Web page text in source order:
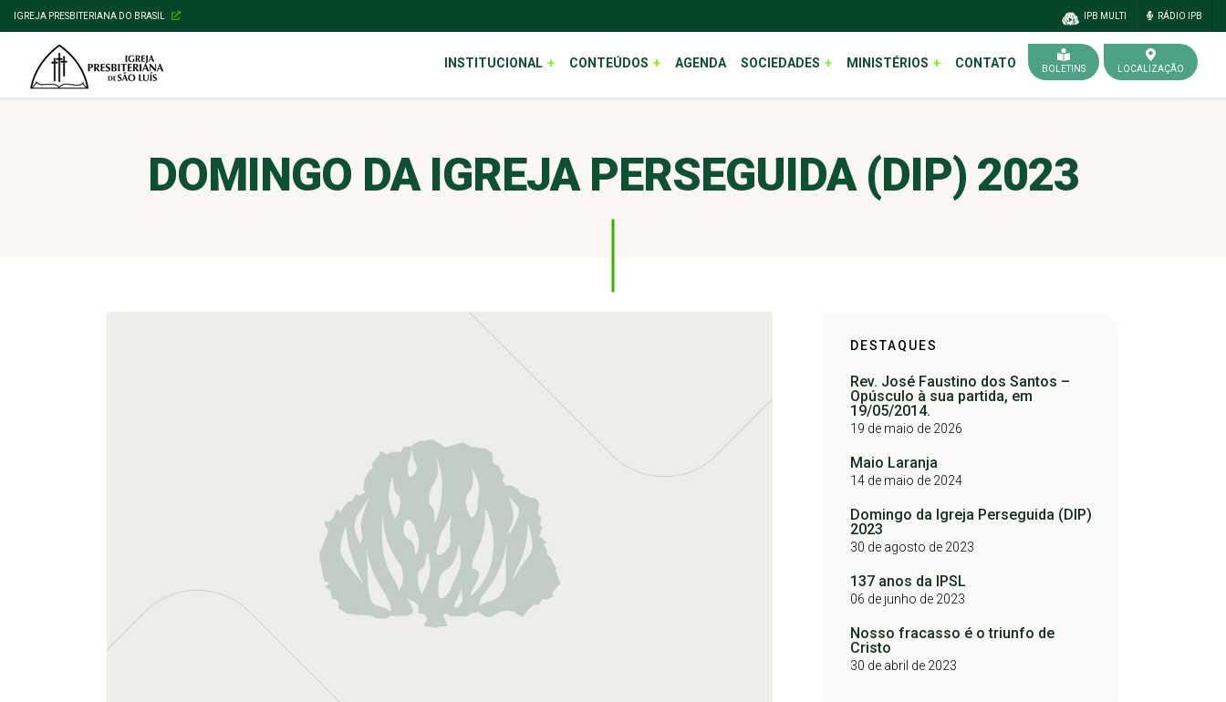
IPB MULTI RÁDIO IPB
IGREJA PRESBITERIANA DO BRASIL
INSTITUCIONAL CONTEÚDOS AGENDA SOCIEDADES MINISTÉRIOS CONTATO BOLETINS LOCALIZAÇÃO
DOMINGO DA IGREJA PERSEGUIDA (DIP) 2023
DESTAQUES
Rev. José Faustino dos Santos –
Opúsculo à sua partida, em
19/05/2014.
19 de maio de 2026
Maio Laranja
14 de maio de 2024
Domingo da Igreja Perseguida (DIP)
2023
30 de agosto de 2023
137 anos da IPSL
06 de junho de 2023
Nosso fracasso é o triunfo de
Cristo
30 de abril de 2023